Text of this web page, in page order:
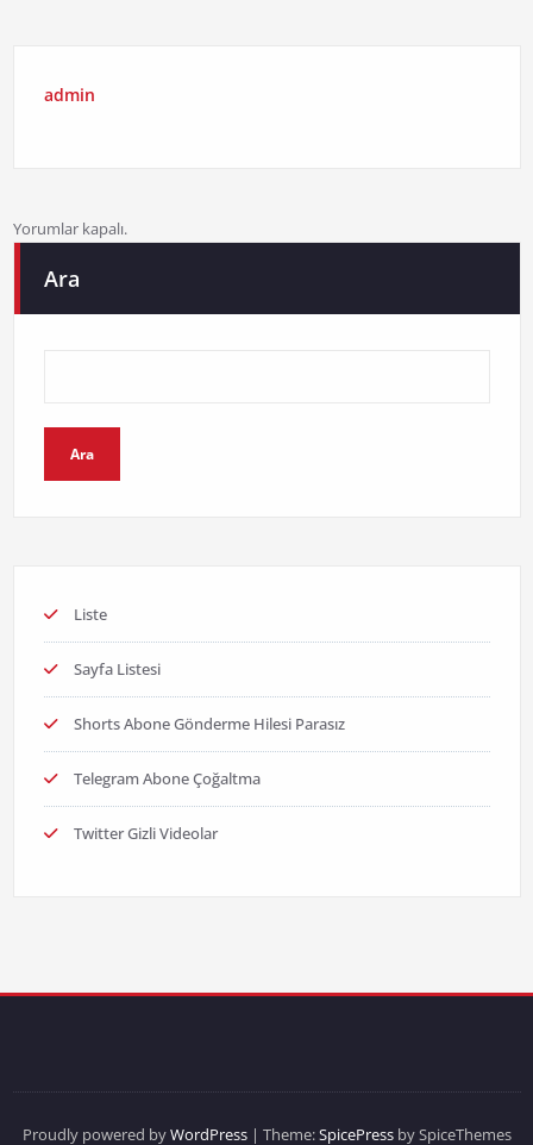
admin
Yorumlar kapalı.
Ara
Ara
Liste
Sayfa Listesi
Shorts Abone Gönderme Hilesi Parasız
Telegram Abone Çoğaltma
Twitter Gizli Videolar
Proudly powered byWordPress| Theme:SpicePressby SpiceThemes